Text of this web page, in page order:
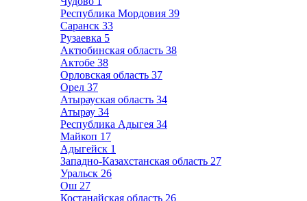
Республика Мордовия 39
Саранск 33
Рузаевка 5
Актюбинская область 38
Актобе 38
Орловская область 37
Орел 37
Атырауская область 34
Атырау 34
Республика Адыгея 34
Майкоп 17
Адыгейск 1
Западно-Казахстанская область 27
Уральск 26
Ош 27
Костанайская область 26